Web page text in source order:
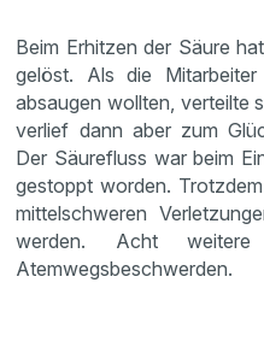
Beim Erhitzen der Säure
gelöst. Als die Mitarbeiter
absaugen wollten, verteilte
verlief dann aber zum
Der Säurefluss war beim
gestoppt worden.
mittelschweren
werden. Acht
Atemwegsbeschwerden.